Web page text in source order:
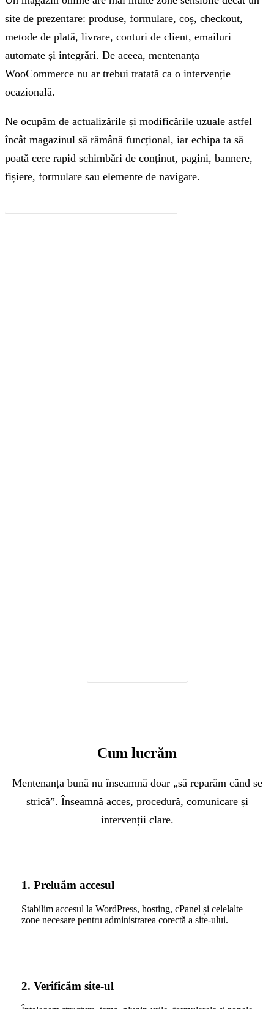
site de prezentare: produse, formulare, coș, checkout,
metode de plată, livrare, conturi de client, emailuri
automate și integrări. De aceea, mentenanța
WooCommerce nu ar trebui tratată ca o intervenție
ocazională.
Ne ocupăm de actualizările și modificările uzuale astfel
încât magazinul să rămână funcțional, iar echipa ta să
poată cere rapid schimbări de conținut, pagini, bannere,
fișiere, formulare sau elemente de navigare.
Cum lucrăm
Mentenanța bună nu înseamnă doar „să reparăm când se
strică”. Înseamnă acces, procedură, comunicare și
intervenții clare.
1. Preluăm accesul
Stabilim accesul la WordPress, hosting, cPanel și celelalte
zone necesare pentru administrarea corectă a site-ului.
2. Verificăm site-ul